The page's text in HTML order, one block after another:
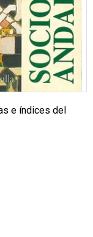
e índices del